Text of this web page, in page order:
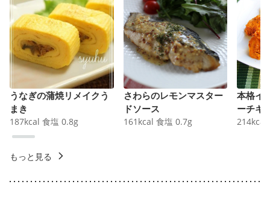
うなぎの蒲焼リメイクう
まき
187kcal 食塩 0.8g
さわらのレモンマスター
ドソース
161 kcal 食塩 0.7g
本格イ
ーチキ
214kcal
もっと見る